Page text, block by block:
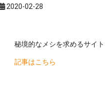
2020-02-28
秘境的なメシを求めるサイ
記事はこちら